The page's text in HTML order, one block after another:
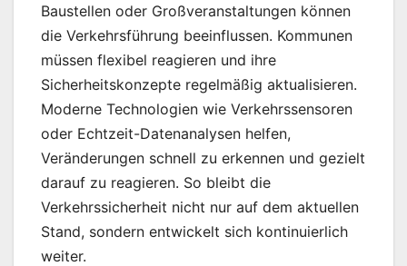
Baustellen oder Großveranstaltungen können
die Verkehrsführung beeinflussen. Kommunen
müssen flexibel reagieren und ihre
Sicherheitskonzepte regelmäßig aktualisieren.
Moderne Technologien wie Verkehrssensoren
oder Echtzeit-Datenanalysen helfen,
Veränderungen schnell zu erkennen und gezielt
darauf zu reagieren. So bleibt die
Verkehrssicherheit nicht nur auf dem aktuellen
Stand, sondern entwickelt sich kontinuierlich
weiter.